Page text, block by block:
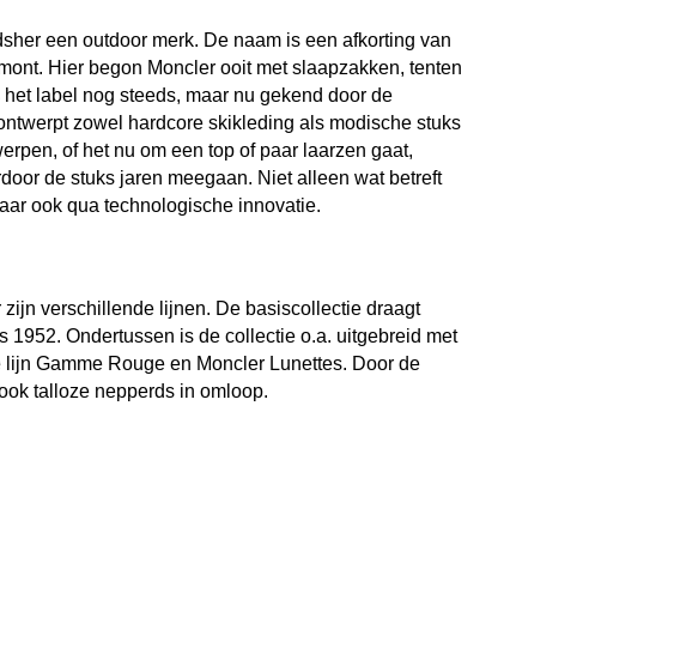
een outdoor merk. De naam is een afkorting van
Hier begon Moncler ooit met slaapzakken, tenten
label nog steeds, maar nu gekend door de
zowel hardcore skikleding als modische stuks
of het nu om een top of paar laarzen gaat,
de stuks jaren meegaan. Niet alleen wat betreft
ook qua technologische innovatie.
verschillende lijnen. De basiscollectie draagt
1952. Ondertussen is de collectie o.a. uitgebreid met
Gamme Rouge en Moncler Lunettes. Door de
talloze nepperds in omloop.